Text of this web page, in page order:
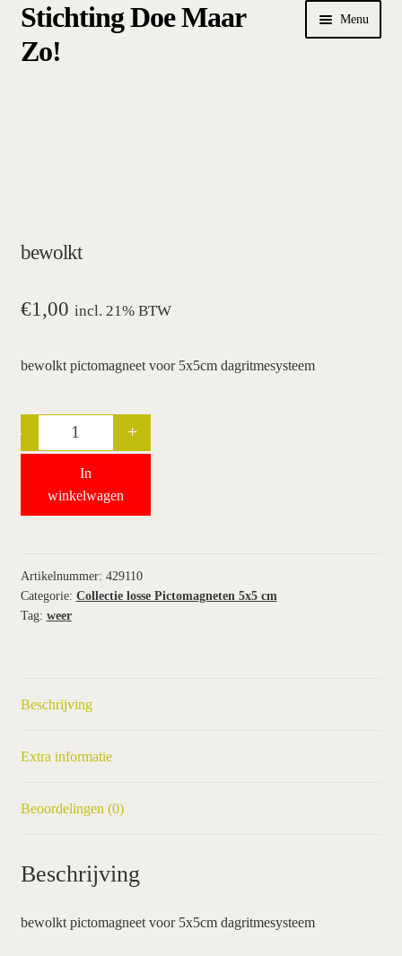
Ga
naar
Ga
de
Stichting Doe Maar
Zo!
Menu
bestellen
hoe werkt een plansysteem
wie wij zijn / contact
winkel
bewolkt
€1,00 incl. 21% BTW
bewolkt pictomagneet voor 5x5cm dagritmesysteem
Quantity
- +
In
winkelwagen
Artikelnummer: 429110
Categorie: Collectie losse Pictomagneten 5x5 cm
Tag: weer
Beschrijving
Extra informatie
Beoordelingen (0)
Beschrijving
bewolkt pictomagneet voor 5x5cm dagritmesysteem